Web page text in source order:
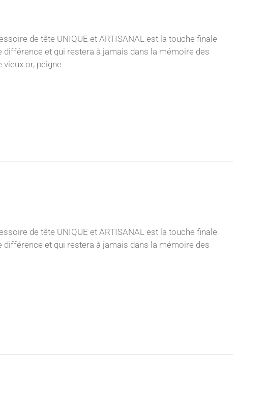
de tête UNIQUE et ARTISANAL est la touche finale
et qui restera à jamais dans la mémoire des
or, peigne
de tête UNIQUE et ARTISANAL est la touche finale
et qui restera à jamais dans la mémoire des